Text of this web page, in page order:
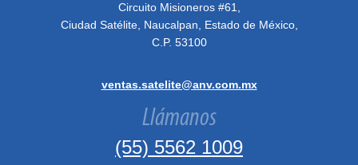
Circuito Misioneros #61,
Ciudad Satélite, Naucalpan, Estado de México,
C.P. 53100
ventas.satelite@anv.com.mx
Llámanos
(55) 5562 1009